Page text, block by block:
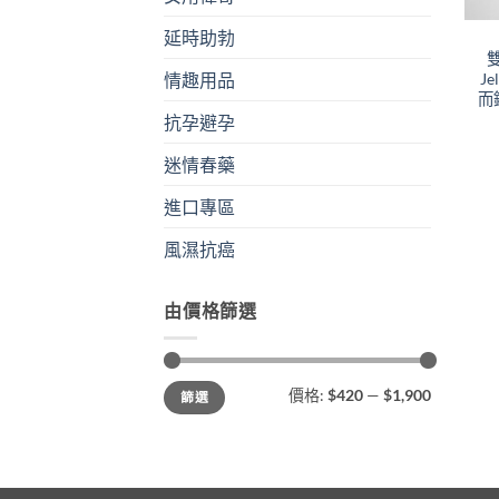
延時助勃
情趣用品
抗孕避孕
迷情春藥
進口專區
風濕抗癌
由價格篩選
最
低
價
最
高
價
篩選 價格: $420 — $1,900
而